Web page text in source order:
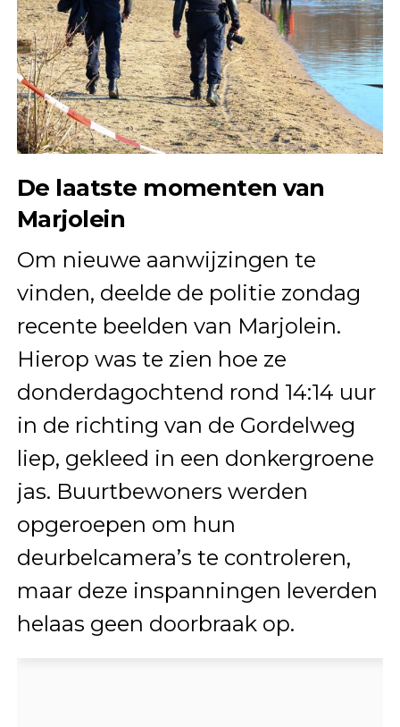
De laatste momenten van
Marjolein
Om nieuwe aanwijzingen te
vinden, deelde de politie zondag
recente beelden van Marjolein.
Hierop was te zien hoe ze
donderdagochtend rond 14:14 uur
in de richting van de Gordelweg
liep, gekleed in een donkergroene
jas. Buurtbewoners werden
opgeroepen om hun
deurbelcamera’s te controleren,
maar deze inspanningen leverden
helaas geen doorbraak op.